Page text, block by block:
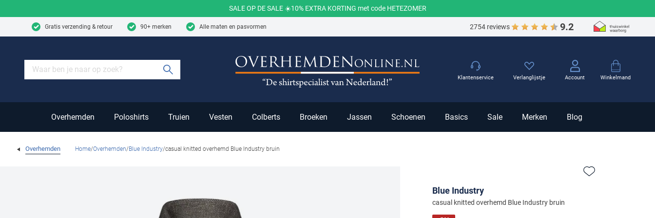
SALE OP DE SALE ☀️10% EXTRA KORTING met code HETEZOMER
Gratis verzending & retour 90+ merken Alle maten en pasvormen 2754 reviews 9.2
Winkelmand
Overhemden Poloshirts Truien Vesten Colberts Broeken Jassen Schoenen Basics Sale Merken Blog
Klantenservice Verlanglijstje Account
Overhemden Home Overhemden Blue Industry casual knitted overhemd Blue Industry bruin
Blue Industry
casual knitted overhemd Blue Industry bruin
Zet bij favorieten